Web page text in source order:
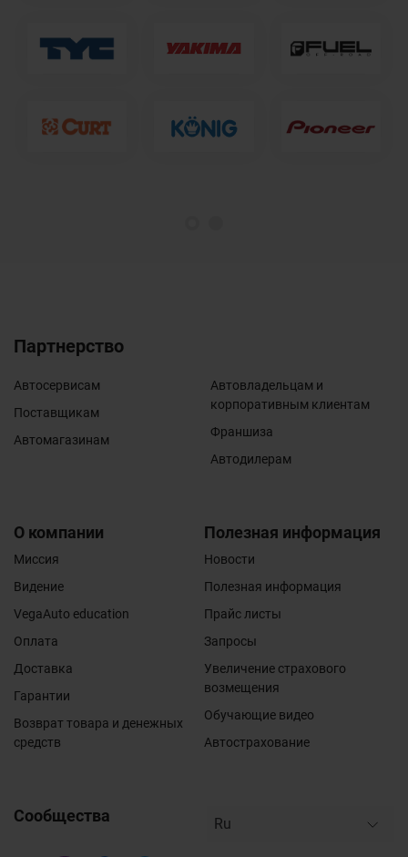
Партнерство
Автосервисам
Поставщикам
Автомагазинам
Автовладельцам и
корпоративным клиентам
Франшиза
Автодилерам
О компании
Миссия
Видение
VegaAuto education
Оплата
Доставка
Гарантии
Возврат товара и денежных
средств
Полезная информация
Новости
Полезная информация
Прайс листы
Запросы
Увеличение страхового
возмещения
Обучающие видео
Автострахование
Сообщества